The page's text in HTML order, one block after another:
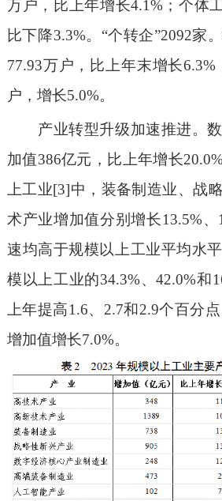
万户，比上年增长4.1%；个体
比下降3.3%。“个转企”2092家
77.93万户，比上年末增长
户，增长5.0%。
产业转型升级加速推进。数
加值386亿元，比上年增长
上工业[3]中，装备制造业、战
术产业增加值分别增长13.5%、
速均高于规模以上工业平均水
模以上工业的34.3%、42.0%和
上年提高1.6、2.7和2.9个百分
增加值增长7.0%。